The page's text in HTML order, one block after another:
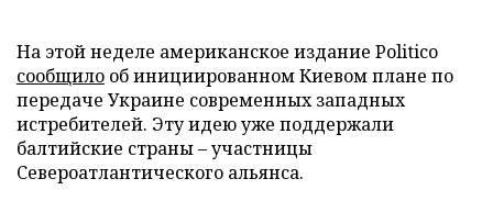
На этой неделе американское издание Politico
сообщило об инициированном Киевом плане по
передаче Украине современных западных
истребителей. Эту идею уже поддержали
балтийские страны – участницы
Североатлантического альянса.